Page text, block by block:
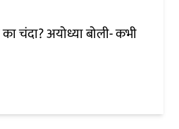
चंदा? अयोध्या बोली- कभी